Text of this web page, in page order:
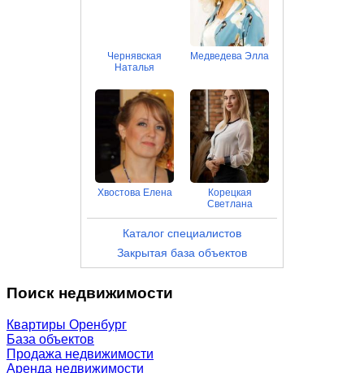
Чернявская
Наталья
Медведева Элла
Хвостова Елена
Корецкая
Светлана
Каталог специалистов
Закрытая база объектов
Поиск недвижимости
Квартиры Оренбург
База объектов
Продажа недвижимости
Аренда недвижимости